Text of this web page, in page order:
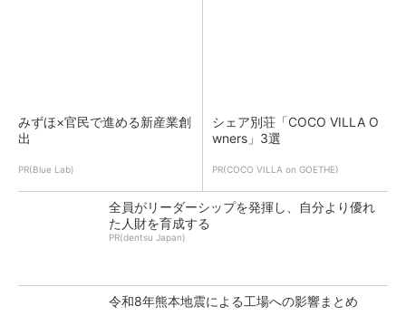
みずほ×官民で進める新産業創
出
PR(Blue Lab)
シェア別荘「COCO VILLA O
wners」3選
PR(COCO VILLA on GOETHE)
全員がリーダーシップを発揮し、自分より優れ
た人財を育成する
PR(dentsu Japan)
令和8年熊本地震による工場への影響まとめ